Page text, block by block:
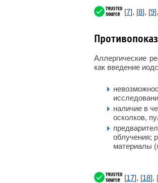
[7], [8], [9
Аллергические
как введение
наличие в
осколков,
облучения;
материалы
[17], [18], [